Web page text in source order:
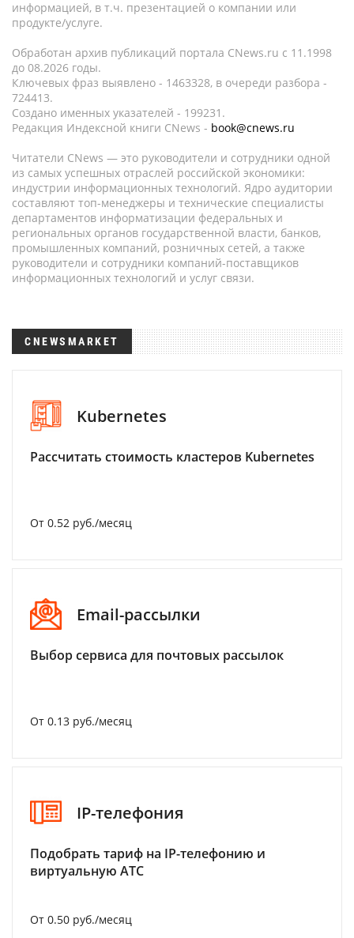
информацией, в т.ч. презентацией о компании или
продукте/услуге.
Обработан архив публикаций портала CNews.ru c 11.1998
до 08.2026 годы.
Ключевых фраз выявлено - 1463328, в очереди разбора -
724413.
Создано именных указателей - 199231.
Редакция Индексной книги CNews - book@cnews.ru
Читатели CNews — это руководители и сотрудники одной
из самых успешных отраслей российской экономики:
индустрии информационных технологий. Ядро аудитории
составляют топ-менеджеры и технические специалисты
департаментов информатизации федеральных и
региональных органов государственной власти, банков,
промышленных компаний, розничных сетей, а также
руководители и сотрудники компаний-поставщиков
информационных технологий и услуг связи.
CNEWSMARKET
Kubernetes
Рассчитать стоимость кластеров Kubernetes
От 0.52 руб./месяц
Email-рассылки
Выбор сервиса для почтовых рассылок
От 0.13 руб./месяц
IP-телефония
Подобрать тариф на IP-телефонию и
виртуальную АТС
От 0.50 руб./месяц